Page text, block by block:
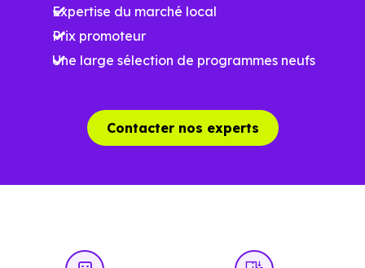
Expertise du marché local
Prix promoteur
Une large sélection de programmes neufs
Contacter nos experts